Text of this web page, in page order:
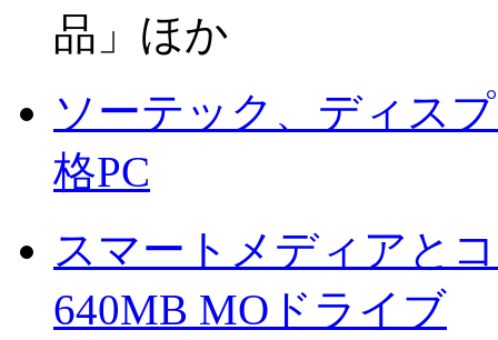
品」ほか
ソーテック、ディス
格PC
スマートメディアと
640MB MOドライブ